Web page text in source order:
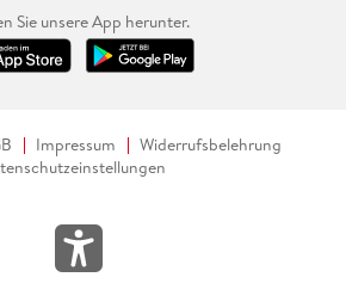
Sie unsere App herunter.
Impressum
Widerrufsbelehrung